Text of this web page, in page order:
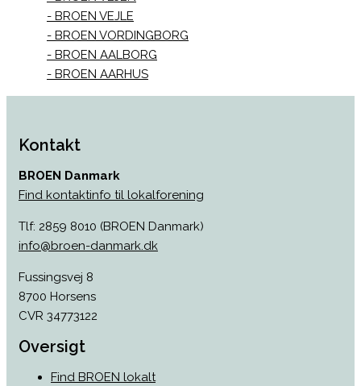
BROEN VEJLE
BROEN VORDINGBORG
BROEN AALBORG
BROEN AARHUS
Kontakt
BROEN Danmark
Find kontaktinfo til lokalforening
Tlf: 2859 8010 (BROEN Danmark)
info@broen-danmark.dk
Fussingsvej 8
8700 Horsens
CVR 34773122
Oversigt
Find BROEN lokalt